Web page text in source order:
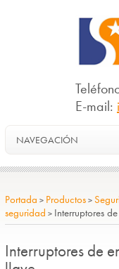
E-mail:
NAVEGACIÓN
Portada > Productos>
seguridad > Interruptores
Interruptores de